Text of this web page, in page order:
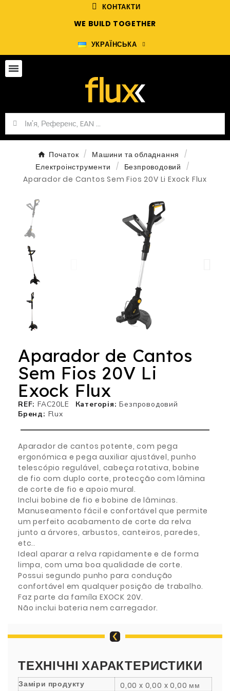
КОНТАКТИ
WE BUILD TOGETHER
УКРАЇНСЬКА
Початок
Машини та обладнання
Електроінструменти
Безпроводовий
Aparador de Cantos Sem Fios 20V Li Exock Flux
Aparador de Cantos
Sem Fios 20V Li
Exock Flux
REF FAC20LE Категорія
Безпроводовий
Бренд
Flux
Aparador de cantos potente, com pega
ergonómica e pega auxiliar ajustável, punho
telescópio regulável, cabeça rotativa, bobine
de fio com duplo corte, protecção com lâmina
de corte de fio e apoio mural.
Inclui bobine de fio e bobine de lâminas.
Manuseamento fácil e confortável que permite
um perfeito acabamento de corte da relva
junto a árvores, arbustos, canteiros, paredes,
etc..
Ideal aparar a relva rapidamente e de forma
limpa, com uma boa qualidade de corte.
Possui segundo punho para condução
confortável em qualquer posição de trabalho.
Faz parte da famíla EXOCK 20V.
Não inclui bateria nem carregador.
ТЕХНІЧНІ ХАРАКТЕРИСТИКИ
Заміри продукту
0,00 x 0,00 x 0,00 мм